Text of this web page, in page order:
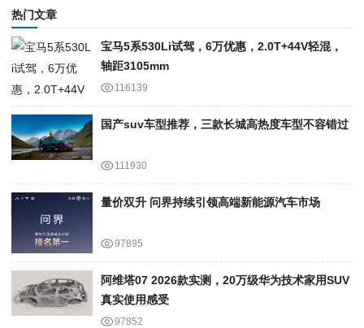
热门文章
宝马5系530Li试驾，6万优惠，2.0T+44V轻混，
轴距3105mm
116139
国产suv车型推荐，三款长城高热度车型不容错过
111930
量价双升 问界持续引领高端新能源汽车市场
97895
阿维塔07 2026款实测，20万级华为技术家用SUV
真实使用感受
97852